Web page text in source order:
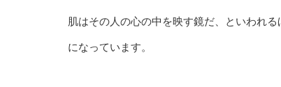
肌はその人の心の中を映す鏡だ、といわれ
になっています。